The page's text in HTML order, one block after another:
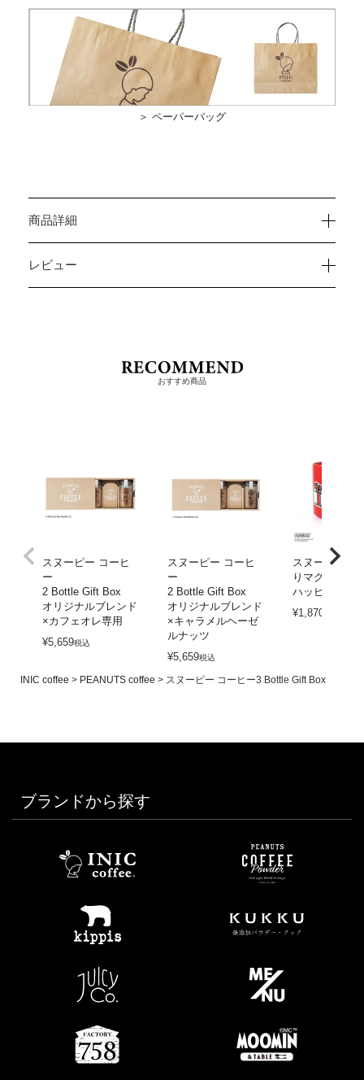
＞ ペーパーバッグ
商品詳細
レビュー
おすすめ商品
スヌーピー コーヒ
ー
2 Bottle Gift Box
オリジナルブレンド
×カフェオレ専用
¥5,659税込
スヌーピー コーヒ
ー
2 Bottle Gift Box
オリジナルブレンド
×キャラメルヘーゼ
ルナッツ
¥5,659税込
スヌーピー 木
りマグ
ハッピーホリ
¥1,870
INIC coffee PEANUTS coffee スヌーピー コーヒー3 Bottle Gift Box
ブランドから探す